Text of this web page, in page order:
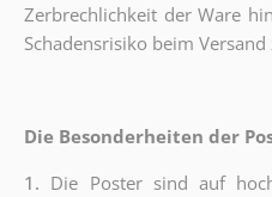
Zerbrechlichkeit der Ware
Schadensrisiko beim
Die Besonderheiten der
1. Die Poster sind auf